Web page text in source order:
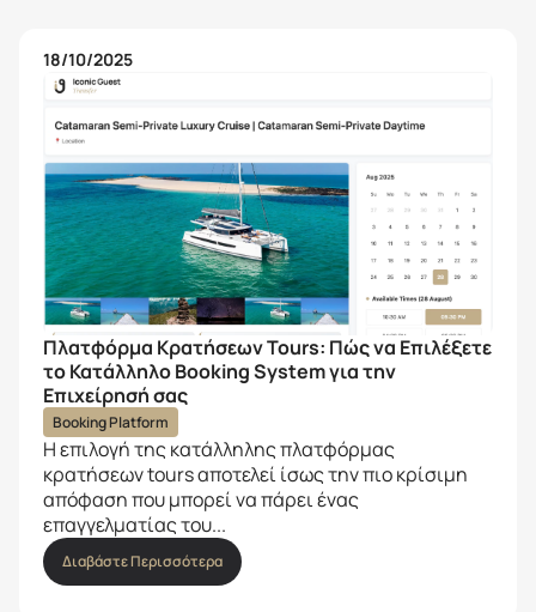
18/10/2025
Πλατφόρμα Κρατήσεων Tours: Πώς να Επιλέξετε
το Κατάλληλο Booking System για την
Επιχείρησή σας
Booking Platform
Η επιλογή της κατάλληλης πλατφόρμας
κρατήσεων tours αποτελεί ίσως την πιο κρίσιμη
απόφαση που μπορεί να πάρει ένας
επαγγελματίας του...
Διαβάστε Περισσότερα